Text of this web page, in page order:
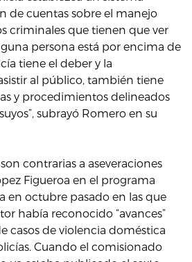
de cuentas sobre el manejo
criminales que tienen que ver
persona está por encima de
tiene el deber y la
al público, también tiene
y procedimientos delineados
subrayó Romero en su
contrarias a aseveraciones
Figueroa en el programa
en octubre pasado en las que
había reconocido “avances”
casos de violencia doméstica
Cuando el comisionado